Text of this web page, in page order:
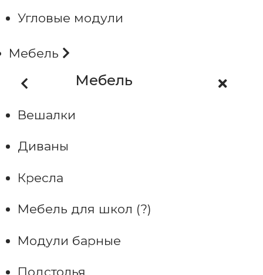
Угловые модули
Мебель
Мебель
Вешалки
Диваны
Кресла
Мебель для школ (?)
Модули барные
Подстолья